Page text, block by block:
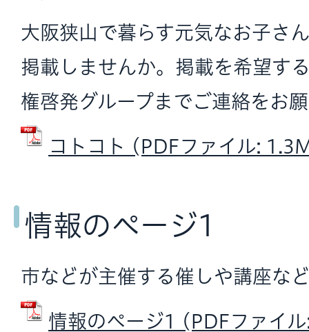
大阪狭山で暮らす元気なお子さ
掲載しませんか。掲載を希望す
権啓発グループまでご連絡をお
コトコト (PDFファイル:
情報のページ1
市などが主催する催しや講座な
情報のページ1 (PDFファイ